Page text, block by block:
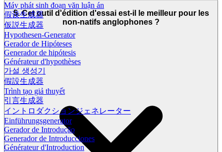
Máy phát sinh đoạn văn luận án
假设生成器
仮説生成器
Hypothesen-Generator
Gerador de Hipóteses
Generador de hipótesis
Générateur d'hypothèses
가설 생성기
假設生成器
Trình tạo giả thuyết
引言生成器
イントロダクションジェネレーター
Einführungsgenerator
Gerador de Introdução
Generador de Introducciones
Générateur d'Introduction
5. Cet outil d'édition d'essai est-il le meilleur pour les
non-natifs anglophones ?